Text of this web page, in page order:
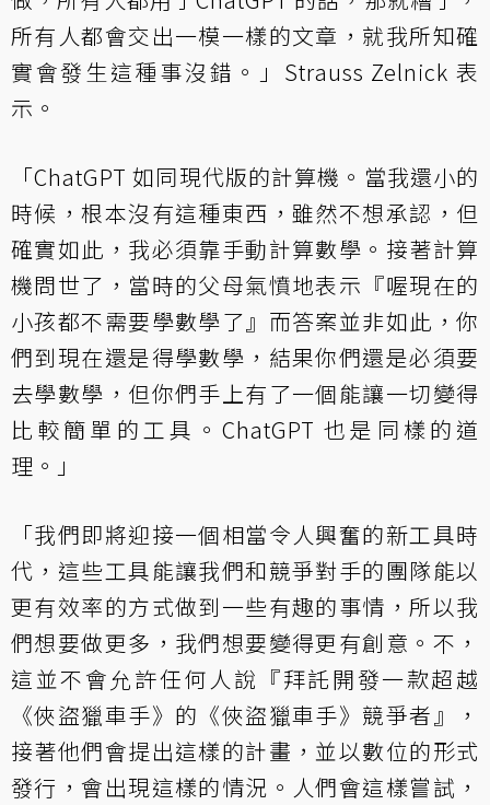
所有人都會交出一模一樣的文章，就我所知確
實會發生這種事沒錯。」Strauss Zelnick 表
示。
「ChatGPT 如同現代版的計算機。當我還小的
時候，根本沒有這種東西，雖然不想承認，但
確實如此，我必須靠手動計算數學。接著計算
機問世了，當時的父母氣憤地表示『喔現在的
小孩都不需要學數學了』而答案並非如此，你
們到現在還是得學數學，結果你們還是必須要
去學數學，但你們手上有了一個能讓一切變得
比較簡單的工具。ChatGPT 也是同樣的道
理。」
「我們即將迎接一個相當令人興奮的新工具時
代，這些工具能讓我們和競爭對手的團隊能以
更有效率的方式做到一些有趣的事情，所以我
們想要做更多，我們想要變得更有創意。不，
這並不會允許任何人說『拜託開發一款超越
《俠盜獵車手》的《俠盜獵車手》競爭者』，
接著他們會提出這樣的計畫，並以數位的形式
發行，會出現這樣的情況。人們會這樣嘗試，